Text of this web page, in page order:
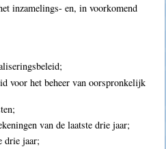
inzamelings- en, in voorkomend
voor het beheer van oorspronkelijk
van de laatste drie jaar;
drie jaar;